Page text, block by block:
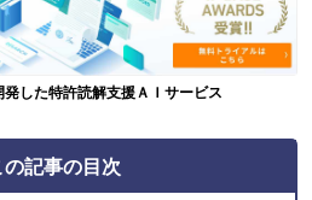
発した特許読解支援ＡＩサービス
の記事の目次